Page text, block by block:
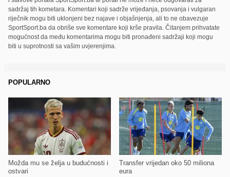
sadržaj tih kometara. Komentari koji sadrže vrijeđanja, psovanja i vulgaran
riječnik mogu biti uklonjeni bez najave i objašnjenja, ali to ne obavezuje
SportSport.ba da obriše sve komentare koji krše pravila. Čitanjem prihvatate
mogućnost da među komentarima mogu biti pronađeni sadržaji koji mogu
biti u suprotnosti sa vašim uvjerenjima.
POPULARNO
Možda mu se želja u budućnosti i
ostvari
Transfer vrijedan oko 50 miliona
eura